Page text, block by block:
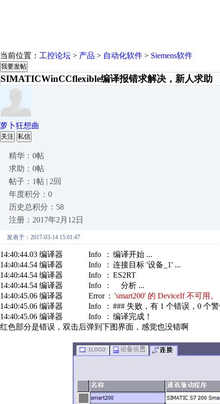
当前位置： 工控论坛 > 产品 > 自动化软件 > Siemens软件
我要发帖
SIMATICWinCCflexible编译报错求解决，新人求助
萝卜狂想曲
关注 私信
精华：0帖
求助：0帖
帖子：1帖 | 2回
年度积分：0
历史总积分：58
注册：2017年2月12日
发表于：2017-03-14 15:01:47
14:40:44.03 编译器 Info : 编译开始 ...
14:40:44.54 编译器 Info : 连接目标 '设备_1' ...
14:40:44.54 编译器 Info : ES2RT
14:40:44.54 编译器 Info : 分析 ...
14:40:45.06 编译器 Error : 'smart200' 的 DeviceIf 不可用。
14:40:45.06 编译器 Info : ### 失败，有 1 个错误，0 个
14:40:45.06 编译器 Info : 编译完成！
红色部分是错误，双击后弹到下图界面，感觉也没错啊